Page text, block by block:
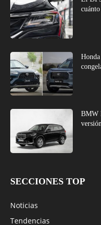
BMW
SECCIONES TOP
Noticias
Tendencias